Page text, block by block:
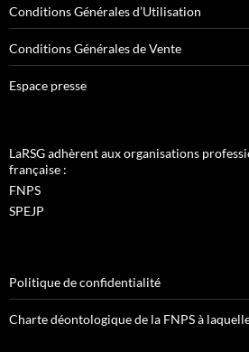
Conditions Générales d’Utilisation
Conditions Générales de Vente
Espace presse
LaRSG adhèrent aux organisations
française :
FNPS
SPEJP
Politique de confidentialité
Charte déontologique de la FNPS à